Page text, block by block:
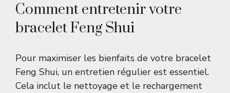
Comment entretenir votre
bracelet Feng Shui
Pour maximiser les bienfaits de votre bracelet
Feng Shui, un entretien régulier est essentiel.
Cela inclut le nettoyage et le rechargement